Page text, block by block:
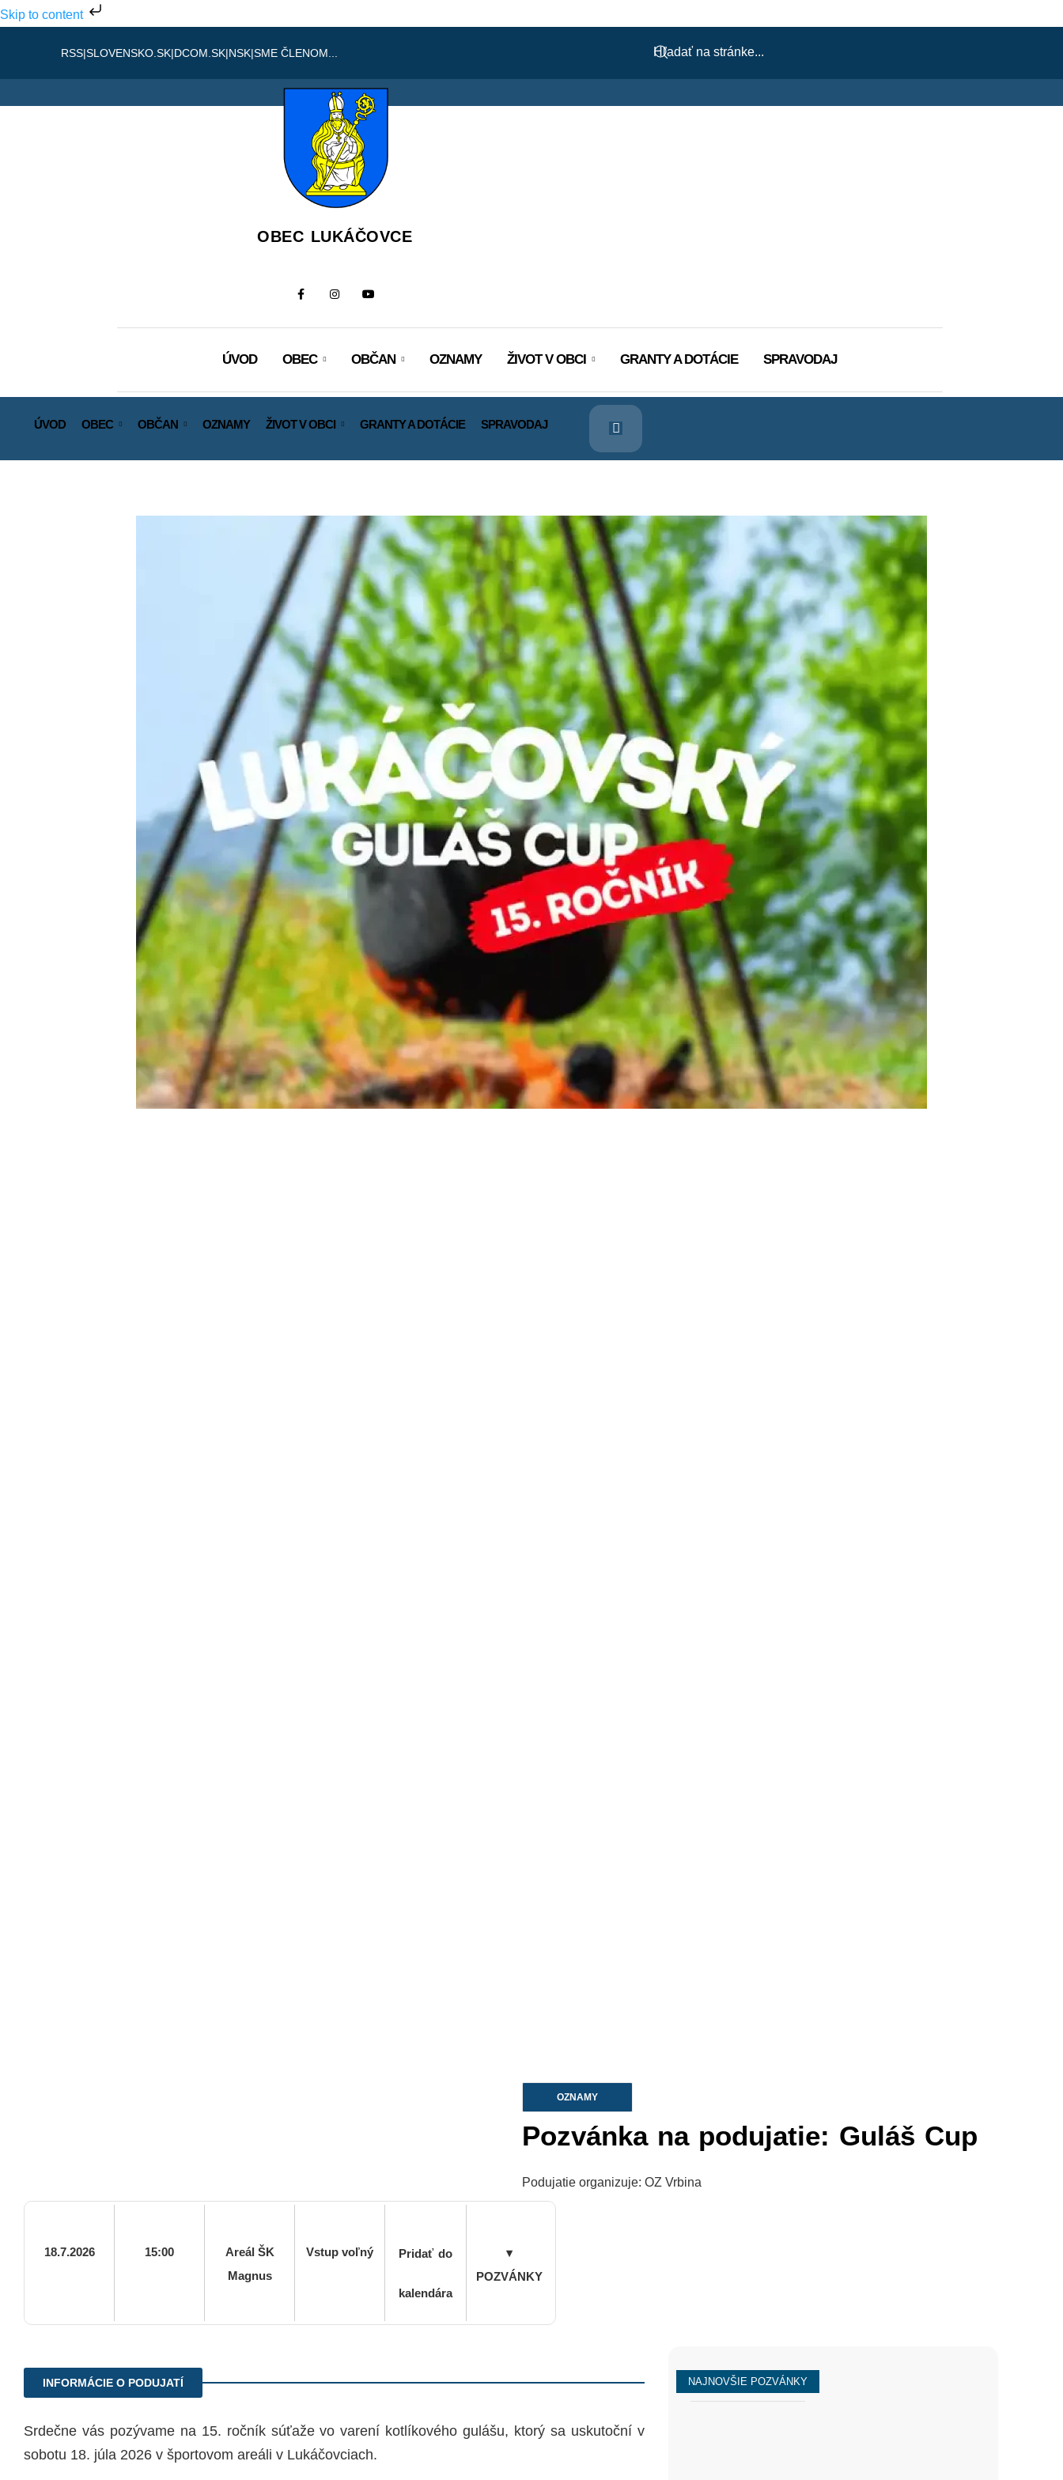
Skip to content
RSS|SLOVENSKO.SK|DCOM.SK|NSK|SME ČLENOM...
OBEC LUKÁČOVCE
ÚVOD OBEC OBČAN OZNAMY ŽIVOT V OBCI GRANTY A DOTÁCIE SPRAVODAJ
ÚVOD OBEC OBČAN OZNAMY ŽIVOT V OBCI GRANTY A DOTÁCIE SPRAVODAJ
OZNAMY
Pozvánka na podujatie: Guláš Cup
Podujatie organizuje: OZ Vrbina
18.7.2026 15:00
Areál ŠK
Magnus
Vstup voľný Pridať do
kalendára
▾
POZVÁNKY
INFORMÁCIE O PODUJATÍ
Srdečne vás pozývame na 15. ročník súťaže vo varení kotlíkového gulášu, ktorý sa uskutoční v
sobotu 18. júla 2026 v športovom areáli v Lukáčovciach.
NAJNOVŠIE POZVÁNKY